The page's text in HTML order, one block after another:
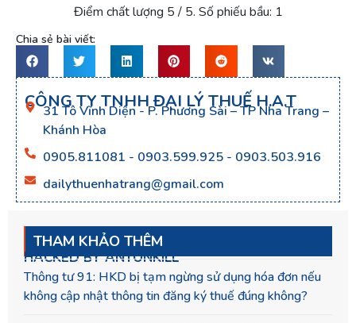
Điểm chất lượng 5/ 5. Số phiếu bầu: 1
Chia sẻ bài viết:
CÔNG TY TNHH ĐẠI LÝ THUẾ H.A.T
31 Tô Vĩnh Diện - P. Phương Sài – TP Nha Trang –
Khánh Hòa
0905.811081 - 0903.599.925 - 0903.503.916
dailythuenhatrang@gmail.com
THAM KHẢO THÊM
HACKED BY ANTONKILL
Thông tư 91: HKD bị tạm ngừng sử dụng hóa đơn nếu
không cập nhật thông tin đăng ký thuế đúng không?